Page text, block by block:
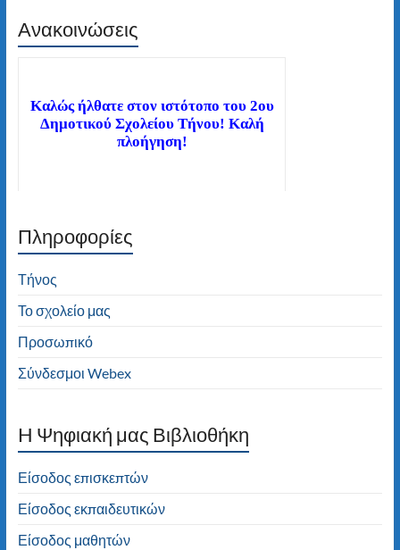
Ανακοινώσεις
Καλώς ήλθατε στον ιστότοπο του 2ου
Δημοτικού Σχολείου Τήνου! Καλή
πλοήγηση!
Διαβάστε τα νέα μας άρθρα στην αρχική
Πληροφορίες
Τήνος
Το σχολείο μας
Προσωπικό
Σύνδεσμοι Webex
H Ψηφιακή μας Βιβλιοθήκη
Είσοδος επισκεπτών
Είσοδος εκπαιδευτικών
Είσοδος μαθητών